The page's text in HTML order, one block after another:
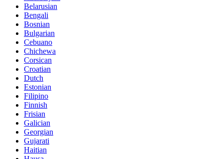
Belarusian
Bengali
Bosnian
Bulgarian
Cebuano
Chichewa
Corsican
Croatian
Dutch
Estonian
Filipino
Finnish
Frisian
Galician
Georgian
Gujarati
Haitian